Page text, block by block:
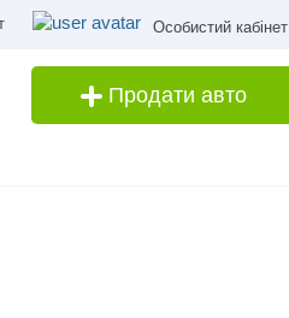
Особистий кабінет
Продати авто